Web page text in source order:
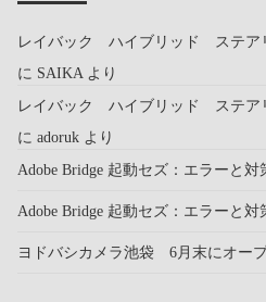
レイバック ハイブリッド ステア
に SAIKAより
レイバック ハイブリッド ステア
に adoruk より
Adobe Bridge 起動セズ：エラーと対
Adobe Bridge 起動セズ：エラーと対
ヨドバシカメラ池袋 6月末にオー